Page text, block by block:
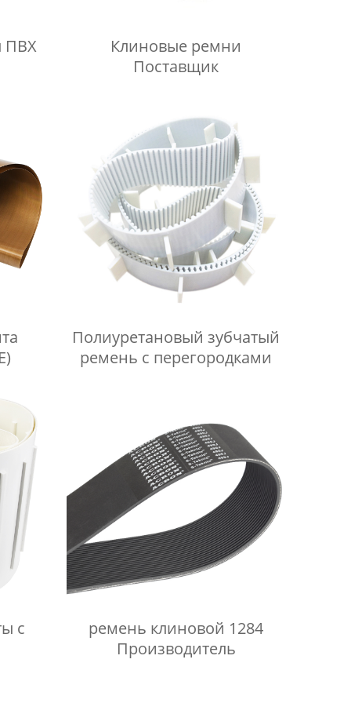
ПВХ
Клиновые ремни
Поставщик
Полиуретановый зубчатый
ремень с перегородками
с
ремень клиновой 1284
Производитель